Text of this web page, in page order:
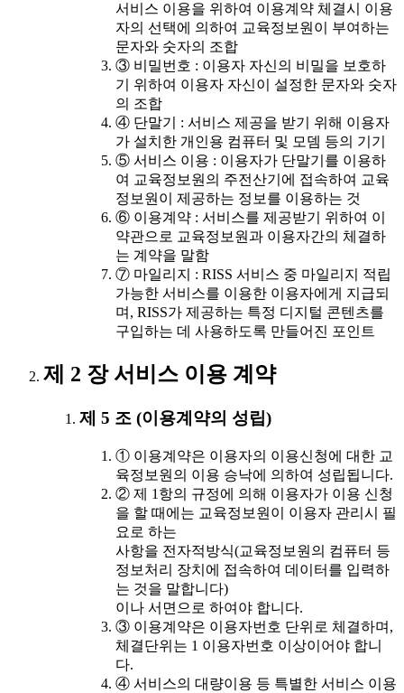
서비스 이용을 위하여 이용계약 체결시 이용
자의 선택에 의하여 교육정보원이 부여하는
문자와 숫자의 조합
③ 비밀번호 : 이용자 자신의 비밀을 보호하
기 위하여 이용자 자신이 설정한 문자와 숫자
의 조합
④ 단말기 : 서비스 제공을 받기 위해 이용자
가 설치한 개인용 컴퓨터 및 모뎀 등의 기기
⑤ 서비스 이용 : 이용자가 단말기를 이용하
여 교육정보원의 주전산기에 접속하여 교육
정보원이 제공하는 정보를 이용하는 것
⑥ 이용계약 : 서비스를 제공받기 위하여 이
약관으로 교육정보원과 이용자간의 체결하
는 계약을 말함
⑦ 마일리지 : RISS 서비스 중 마일리지 적립
가능한 서비스를 이용한 이용자에게 지급되
며, RISS가 제공하는 특정 디지털 콘텐츠를
구입하는 데 사용하도록 만들어진 포인트
제 2 장 서비스 이용 계약
제 5 조 (이용계약의 성립)
① 이용계약은 이용자의 이용신청에 대한 교
육정보원의 이용 승낙에 의하여 성립됩니다.
② 제 1항의 규정에 의해 이용자가 이용 신청
을 할 때에는 교육정보원이 이용자 관리시 필
요로 하는
사항을 전자적방식(교육정보원의 컴퓨터 등
정보처리 장치에 접속하여 데이터를 입력하
는 것을 말합니다)
이나 서면으로 하여야 합니다.
③ 이용계약은 이용자번호 단위로 체결하며,
체결단위는 1 이용자번호 이상이어야 합니
다.
④ 서비스의 대량이용 등 특별한 서비스 이용